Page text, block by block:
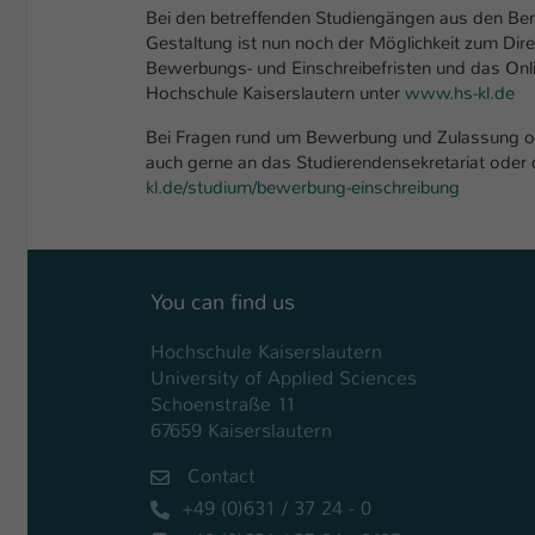
Bei den betreffenden Studiengängen aus den
Gestaltung ist nun noch der Möglichkeit zum
Bewerbungs- und Einschreibefristen und das
Hochschule Kaiserslautern unter www.hs-kl.de
Bei Fragen rund um Bewerbung und Zulassung
auch gerne an das Studierendensekretariat
kl.de/studium/bewerbung-einschreibung
You can find us
Hochschule Kaiserslautern
University of Applied Sciences
Schoenstraße 11
67659 Kaiserslautern
Contact
+49 (0)631 / 37 24 - 0